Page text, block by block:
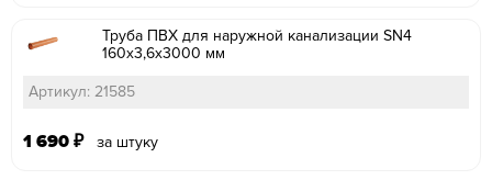
Труба ПВХ для наружной канализации SN4
160х3,6х3000 мм
Артикул: 21585
1 690 ₽ за штуку